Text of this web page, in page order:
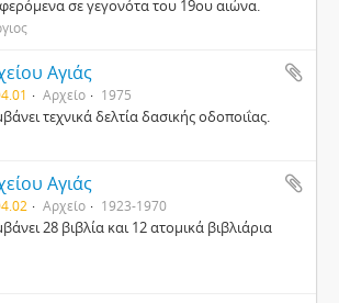
σε γεγονότα του 19ου αιώνα.
Αγιάς
Αρχείο 1975
τεχνικά δελτία δασικής οδοποιΐας.
Αγιάς
Αρχείο 1923-1970
28 βιβλία και 12 ατομικά βιβλιάρια